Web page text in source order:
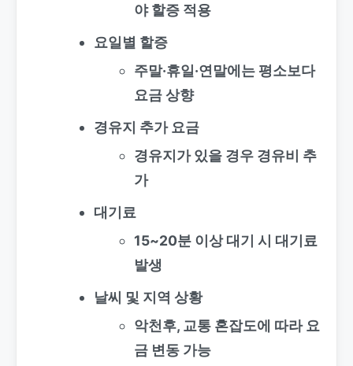
야 할증 적용
요일별 할증
주말·휴일·연말에는 평소보다
요금 상향
경유지 추가 요금
경유지가 있을 경우 경유비 추
가
대기료
15~20분 이상 대기 시 대기료
발생
날씨 및 지역 상황
악천후, 교통 혼잡도에 따라 요
금 변동 가능